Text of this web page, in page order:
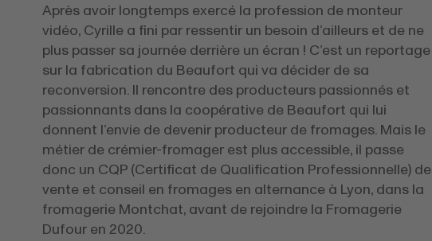
Après avoir longtemps exercé la profession de monteur
vidéo, Cyrille a fini par ressentir un besoin d’ailleurs et de ne
plus passer sa journée derrière un écran ! C’est un reportage
sur la fabrication du Beaufort qui va décider de sa
reconversion. Il rencontre des producteurs passionnés et
passionnants dans la coopérative de Beaufort qui lui
donnent l’envie de devenir producteur de fromages. Mais le
métier de crémier-fromager est plus accessible, il passe
donc un CQP (Certificat de Qualification Professionnelle) de
vente et conseil en fromages en alternance à Lyon, dans la
fromagerie Montchat, avant de rejoindre la Fromagerie
Dufour en 2020.